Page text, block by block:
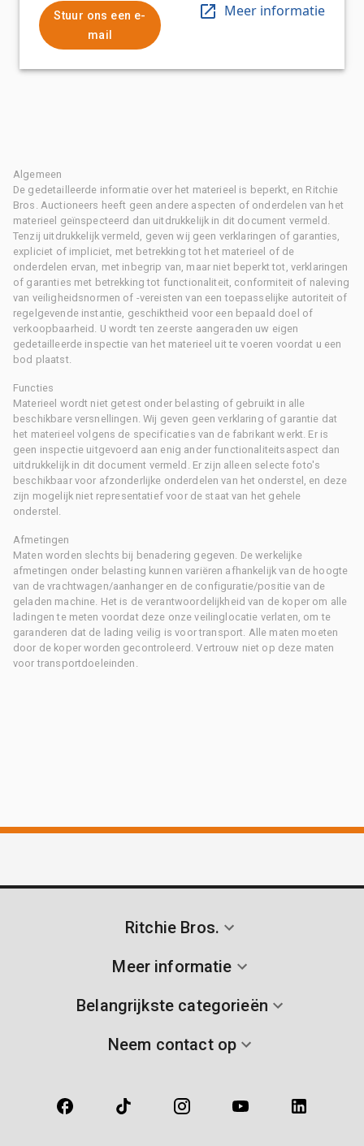
Stuur ons een e-
mail
Meer informatie
Algemeen
De gedetailleerde informatie over het materieel is beperkt, en Ritchie
Bros. Auctioneers heeft geen andere aspecten of onderdelen van het
materieel geïnspecteerd dan uitdrukkelijk in dit document vermeld.
Tenzij uitdrukkelijk vermeld, geven wij geen verklaringen of garanties,
expliciet of impliciet, met betrekking tot het materieel of de
onderdelen ervan, met inbegrip van, maar niet beperkt tot, verklaringen
of garanties met betrekking tot functionaliteit, conformiteit of naleving
van veiligheidsnormen of -vereisten van een toepasselijke autoriteit of
regelgevende instantie, geschiktheid voor een bepaald doel of
verkoopbaarheid. U wordt ten zeerste aangeraden uw eigen
gedetailleerde inspectie van het materieel uit te voeren voordat u een
bod plaatst.
Functies
Materieel wordt niet getest onder belasting of gebruikt in alle
beschikbare versnellingen. Wij geven geen verklaring of garantie dat
het materieel volgens de specificaties van de fabrikant werkt. Er is
geen inspectie uitgevoerd aan enig ander functionaliteitsaspect dan
uitdrukkelijk in dit document vermeld. Er zijn alleen selecte foto's
beschikbaar voor afzonderlijke onderdelen van het onderstel, en deze
zijn mogelijk niet representatief voor de staat van het gehele
onderstel.
Afmetingen
Maten worden slechts bij benadering gegeven. De werkelijke
afmetingen onder belasting kunnen variëren afhankelijk van de hoogte
van de vrachtwagen/aanhanger en de configuratie/positie van de
geladen machine. Het is de verantwoordelijkheid van de koper om alle
ladingen te meten voordat deze onze veilinglocatie verlaten, om te
garanderen dat de lading veilig is voor transport. Alle maten moeten
door de koper worden gecontroleerd. Vertrouw niet op deze maten
voor transportdoeleinden.
Ritchie Bros.
Meer informatie
Belangrijkste categorieën
Neem contact op